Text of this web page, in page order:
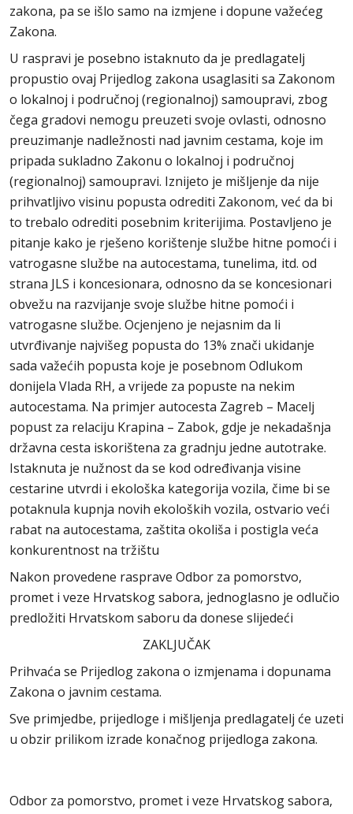
zakona, pa se išlo samo na izmjene i dopune važećeg
Zakona.
U raspravi je posebno istaknuto da je predlagatelj
propustio ovaj Prijedlog zakona usaglasiti sa Zakonom
o lokalnoj i područnoj (regionalnoj) samoupravi, zbog
čega gradovi nemogu preuzeti svoje ovlasti, odnosno
preuzimanje nadležnosti nad javnim cestama, koje im
pripada sukladno Zakonu o lokalnoj i područnoj
(regionalnoj) samoupravi. Iznijeto je mišljenje da nije
prihvatljivo visinu popusta odrediti Zakonom, već da bi
to trebalo odrediti posebnim kriterijima. Postavljeno je
pitanje kako je rješeno korištenje službe hitne pomoći i
vatrogasne službe na autocestama, tunelima, itd. od
strana JLS i koncesionara, odnosno da se koncesionari
obvežu na razvijanje svoje službe hitne pomoći i
vatrogasne službe. Ocjenjeno je nejasnim da li
utvrđivanje najvišeg popusta do 13% znači ukidanje
sada važećih popusta koje je posebnom Odlukom
donijela Vlada RH, a vrijede za popuste na nekim
autocestama. Na primjer autocesta Zagreb – Macelj
popust za relaciju Krapina – Zabok, gdje je nekadašnja
državna cesta iskorištena za gradnju jedne autotrake.
Istaknuta je nužnost da se kod određivanja visine
cestarine utvrdi i ekološka kategorija vozila, čime bi se
potaknula kupnja novih ekoloških vozila, ostvario veći
rabat na autocestama, zaštita okoliša i postigla veća
konkurentnost na tržištu
Nakon provedene rasprave Odbor za pomorstvo,
promet i veze Hrvatskog sabora, jednoglasno je odlučio
predložiti Hrvatskom saboru da donese slijedeći
ZAKLJUČAK
Prihvaća se Prijedlog zakona o izmjenama i dopunama
Zakona o javnim cestama.
Sve primjedbe, prijedloge i mišljenja predlagatelj će uzeti
u obzir prilikom izrade konačnog prijedloga zakona.
Odbor za pomorstvo, promet i veze Hrvatskog sabora,